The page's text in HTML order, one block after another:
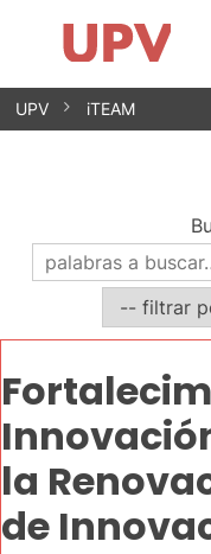
Saltar
Impacto
Grupos de
Instalaciones
Spin-offs
Contacto
Prácticas
Noticias
Unidad de Igualdad
UPV iTEAM
la
de